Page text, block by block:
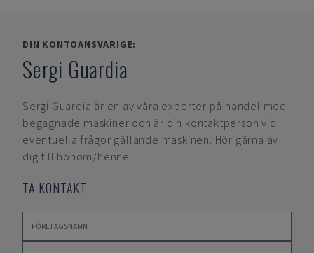
DIN KONTOANSVARIGE:
Sergi Guardia
Sergi Guardia är en av våra experter på handel med
begagnade maskiner och är din kontaktperson vid
eventuella frågor gällande maskinen. Hör gärna av
dig till honom/henne.
TA KONTAKT